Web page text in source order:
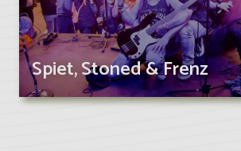
Spiet, Stoned & Frenz